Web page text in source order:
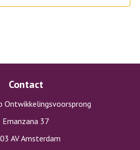
Contact
Ontwikkelingsvoorsprong
Emanzana 37
AV Amsterdam